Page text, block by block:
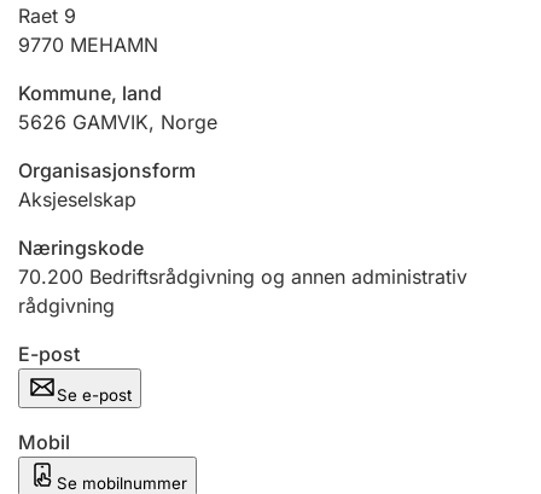
Jeger
Ektepaktveileder
Offentlig sektor
Andre tema
Raet 9
9770 MEHAMN
Kommune, land
5626 GAMVIK, Norge
Organisasjonsform
Aksjeselskap
Næringskode
70.200 Bedriftsrådgivning og annen administrativ
rådgivning
E-post
Se e-post
Mobil
Se mobilnummer